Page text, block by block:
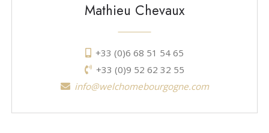
Mathieu Chevaux
+33 (0)6 68 51 54 65
+33 (0)9 52 62 32 55
info@welchomebourgogne.com